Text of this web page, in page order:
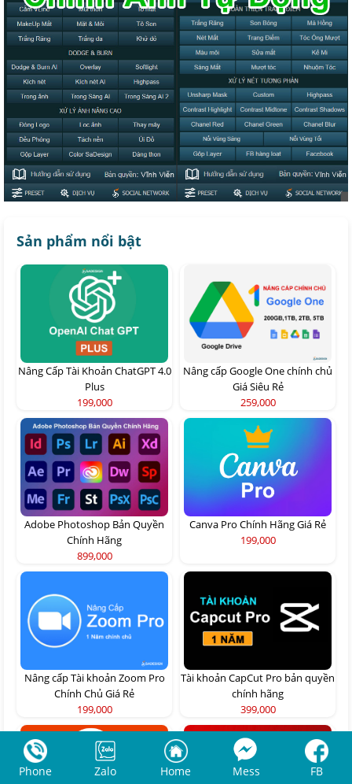
Sản phẩm nổi bật
Nâng Cấp Tài Khoản ChatGPT 4.0
Plus
199,000
Nâng cấp Google One chính chủ
Giá Siêu Rẻ
259,000
Adobe Photoshop Bản Quyền
Chính Hãng
899,000
Canva Pro Chính Hãng Giá Rẻ
199,000
Nâng cấp Tài khoản Zoom Pro
Chính Chủ Giá Rẻ
199,000
Tài khoản CapCut Pro bản quyền
chính hãng
399,000
Phone Zalo Home Mess FB